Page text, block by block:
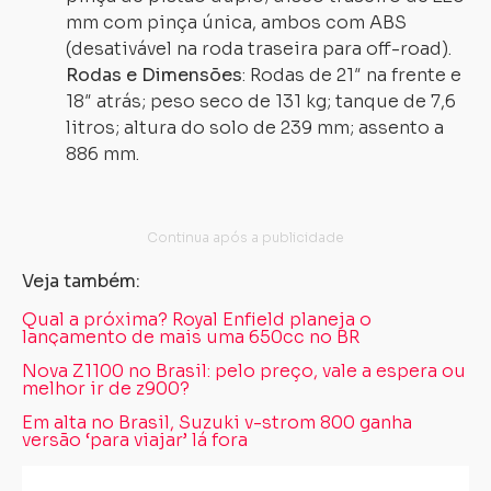
mm com pinça única, ambos com ABS
(desativável na roda traseira para off-road).
Rodas e Dimensões: Rodas de 21″ na frente e
18″ atrás; peso seco de 131 kg; tanque de 7,6
litros; altura do solo de 239 mm; assento a
886 mm.
Veja também:
Qual a próxima? Royal Enfield planeja o
lançamento de mais uma 650cc no BR
Nova Z1100 no Brasil: pelo preço, vale a espera ou
melhor ir de z900?
Em alta no Brasil, Suzuki v-strom 800 ganha
versão ‘para viajar’ lá fora